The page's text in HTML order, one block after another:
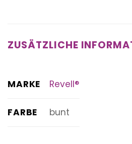
ZUSÄTZLICHE
MARKE Revell®
FARBE bunt